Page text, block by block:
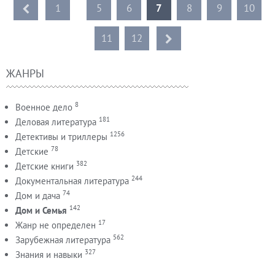
1 5 6 7 8 9 10
11 12
ЖАНРЫ
Военное дело 8
Деловая литература 181
Детективы и триллеры 1256
Детские 78
Детские книги 382
Документальная литература 244
Дом и дача 74
Дом и Семья 142
Жанр не определен 17
Зарубежная литература 562
Знания и навыки 327